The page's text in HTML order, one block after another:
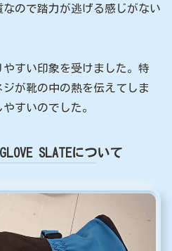
ので踏力が逃げる感じがない
すい印象を受けました。特
が靴の中の熱を伝えてしま
すいのでした。
SLATEについて